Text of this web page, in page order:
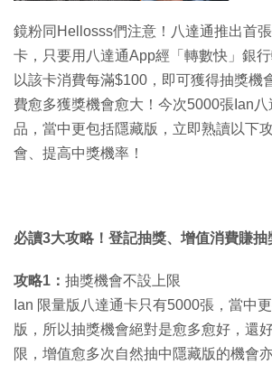
鏡粉同Hellosss們注意！八達通推出首
卡，只要用八達通App經「轉數快」銀
以該卡消費每滿$100，即可獲得抽獎機
費愈多獲獎機會愈大！今次5000張Ian
品，當中更包括隱藏版，立即熟讀以下
會、提高中獎機率！
必讀3大攻略！登記抽獎、增值消費賺抽
攻略1 ： 抽獎機會不設上限
Ian 限量版八達通卡只有5000張，當中
版，所以抽獎機會絕對是愈多愈好，還
限，增值愈多次自然抽中隱藏版的機會亦